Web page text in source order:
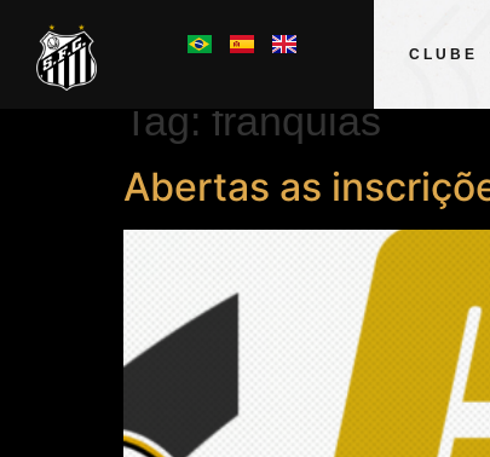
CLUBE
Tag: franquias
Abertas as